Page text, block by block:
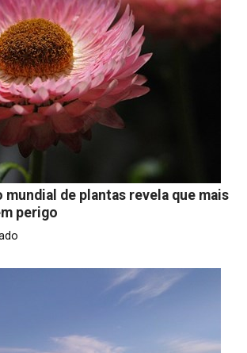
mundial de plantas revela que mais
perigo